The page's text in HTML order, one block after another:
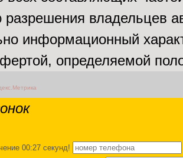
разрешения владельцев
информационный
определяемой
00:27 секунд!